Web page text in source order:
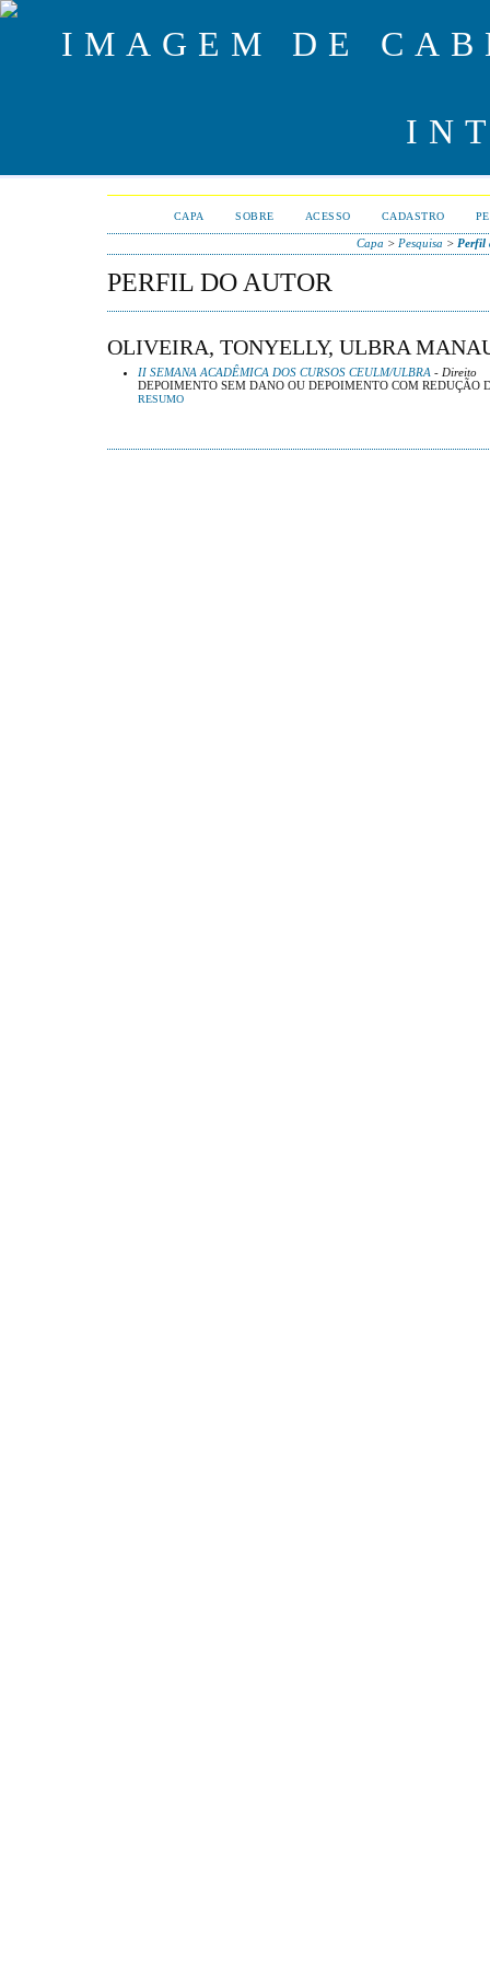
CAPA SOBRE ACESSO CADASTRO
Capa > Pesquisa > Perfil
PERFIL DO AUTOR
OLIVEIRA, TONYELLY, ULBRA
II SEMANA ACADÊMICA DOS CURSOS CEULM/ULBRA - Direito
DEPOIMENTO SEM DANO OU DEPOIMENTO COM REDUÇÃO
RESUMO